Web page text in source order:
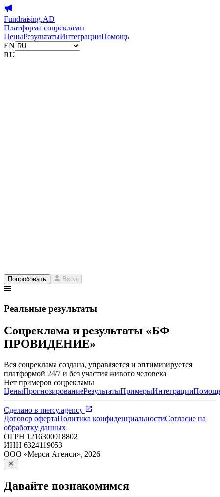
Fundraising.AD
Платформа соцрекламы
ЦеныРезультатыИнтеграцииПомощь
EN
RU
Попробовать Вход
Реальные результаты
Соцреклама и результаты «БФ
ПРОВИДЕНИЕ»
Вся соцреклама создана, управляется и оптимизируется
платформой 24/7 и без участия живого человека
Нет примеров соцрекламы
ЦеныПрогнозированиеРезультатыПримерыИнтеграции
Сделано в mercy.agency
Договор офертаПолитика конфиденциальностиСогласие на
обработку данных
ОГРН 1216300018802
ИНН 6324119053
ООО «Мерси Агенси», 2026
Давайте познакомимся